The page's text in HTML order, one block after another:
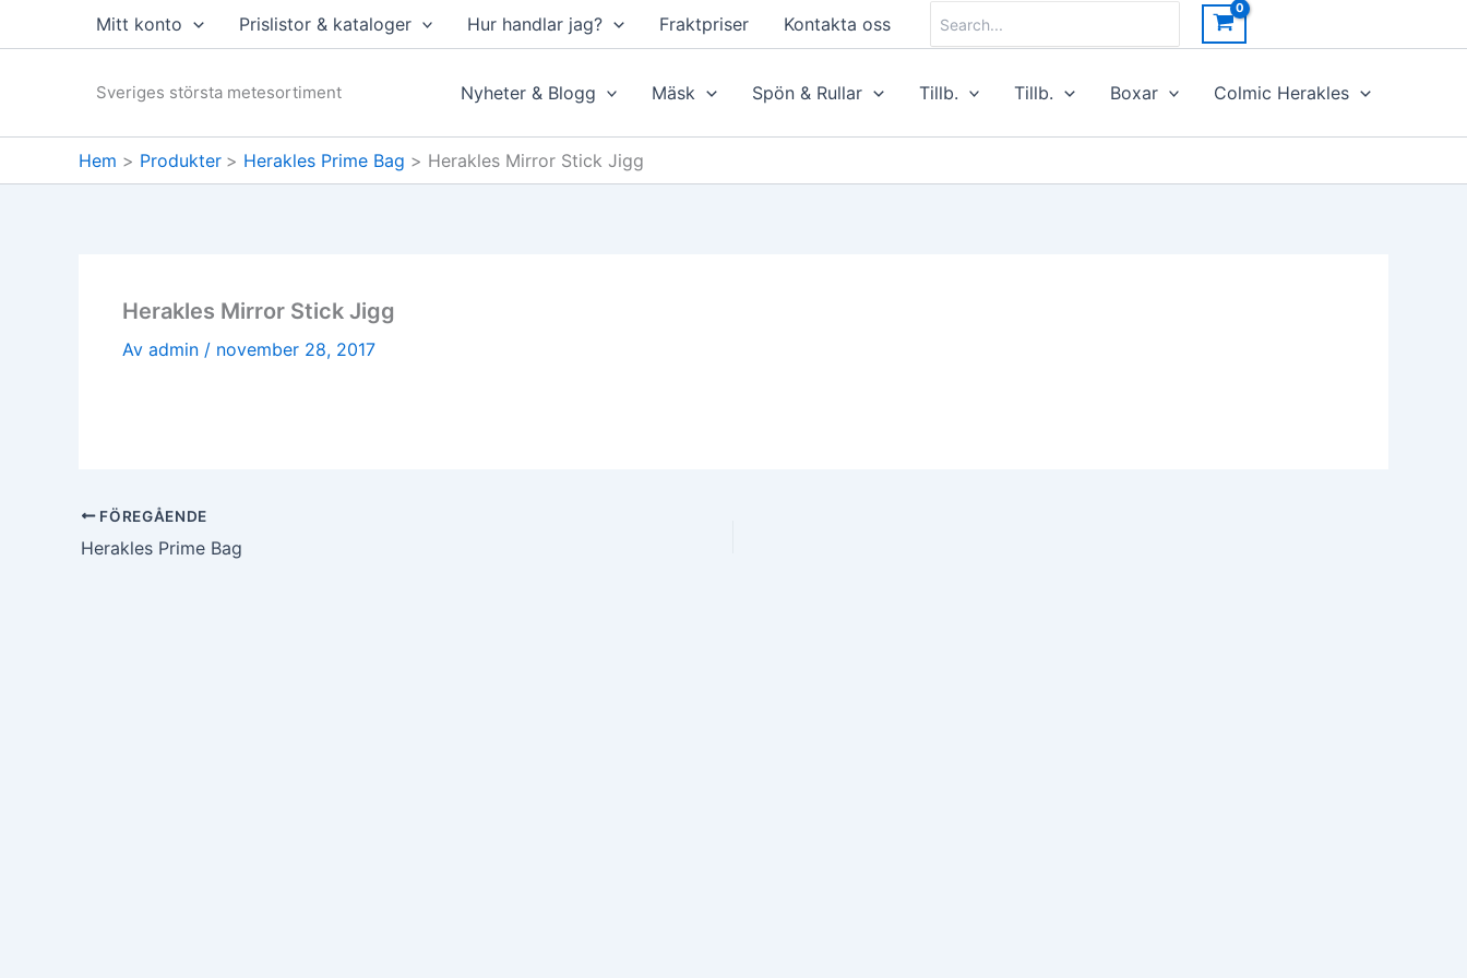
Mitt konto Prislistor & kataloger Hur handlar jag? Fraktpriser Kontakta oss
for:
Sveriges största metesortiment Nyheter & Blogg Mäsk Spön & Rullar Tillb. Tillb. Boxar Colmic Herakles
Hem Produkter Herakles Prime Bag Herakles Mirror Stick Jigg
Herakles Mirror Stick Jigg
Av admin / november 28, 2017
FÖREGÅENDE
Herakles Prime Bag